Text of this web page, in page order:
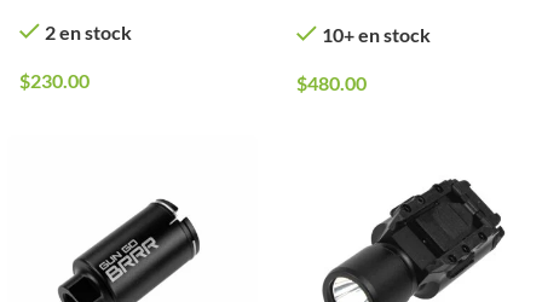
2 en stock
$230.00
10+ en stock
$480.00